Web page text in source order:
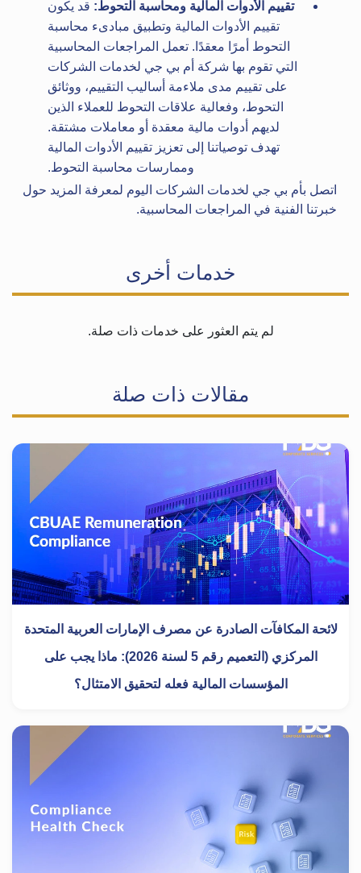
تقييم الأدوات المالية ومحاسبة التحوط: قد يكون
تقييم الأدوات المالية وتطبيق مبادىء محاسبة
التحوط أمرًا معقدًا. تعمل المراجعات المحاسبية
التي تقوم بها شركة أم بي جي لخدمات الشركات
على تقييم مدى ملاءمة أساليب التقييم، ووثائق
التحوط، وفعالية علاقات التحوط للعملاء الذين
لديهم أدوات مالية معقدة أو معاملات مشتقة.
تهدف توصياتنا إلى تعزيز تقييم الأدوات المالية
وممارسات محاسبة التحوط.
اتصل بأم بي جي لخدمات الشركات اليوم لمعرفة المزيد حول
خبرتنا الفنية في المراجعات المحاسبية.
خدمات أخرى
لم يتم العثور على خدمات ذات صلة.
مقالات ذات صلة
لائحة المكافآت الصادرة عن مصرف الإمارات العربية المتحدة
المركزي (التعميم رقم 5 لسنة 2026): ماذا يجب على
المؤسسات المالية فعله لتحقيق الامتثال؟